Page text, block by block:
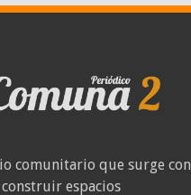
comunitario que surge con
espacios